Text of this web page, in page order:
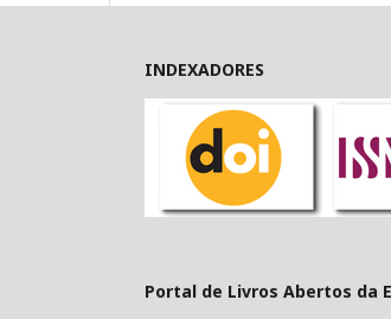
INDEXADORES
Portal de Livros Abertos da